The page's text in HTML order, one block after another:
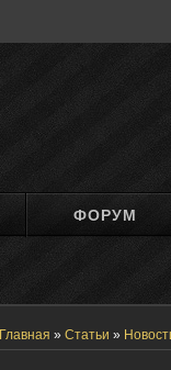
ФОРУМ
Главная » Статьи »